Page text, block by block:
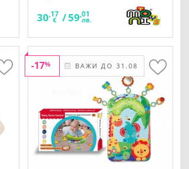
30,17
€ /59,01
лв.
ВАЖИ ДО 31.08
-17%